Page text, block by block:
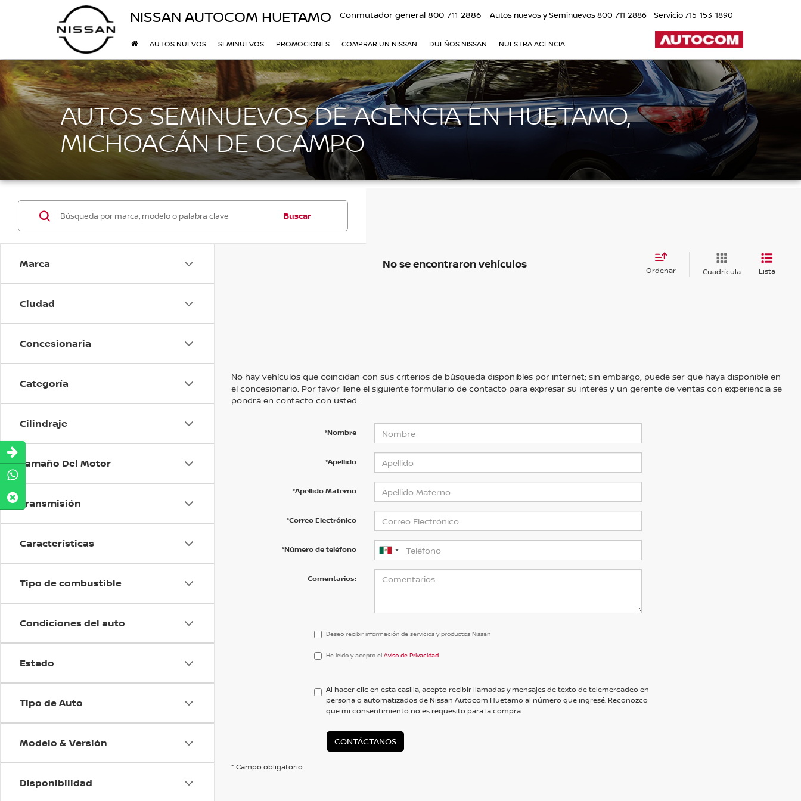
NISSAN AUTOCOM HUETAMO Conmutador general 800-711-2886 Autos nuevos y Seminuevos800-711-2886 Servicio715-153-1890
AUTOS NUEVOS SEMINUEVOS PROMOCIONES COMPRAR UN NISSAN DUEÑOS NISSAN NUESTRA AGENCIA
AUTOS SEMINUEVOS DE AGENCIA EN HUETAMO,
MICHOACÁN DE OCAMPO
Marca
Ciudad
Concesionaria
Categoría
Cilindraje
Tamaño Del Motor
Transmisión
Características
Tipo de combustible
Condiciones del auto
Estado
Tipo de Auto
Modelo & Versión
Disponibilidad
Buscar
No se encontraron vehículos Ordenar Cuadrícula Lista
No hay vehículos que coincidan con sus criterios de búsqueda disponibles por internet; sin embargo, puede ser que haya disponible en
el concesionario. Por favor llene el siguiente formulario de contacto para expresar su interés y un gerente de ventas con experiencia se
pondrá en contacto con usted.
*Nombre
*Apellido
*Apellido Materno
*Correo Electrónico
*Número de teléfono
Comentarios:
Deseo recibir información de servicios y productos Nissan
He
el
<a
href='/privacy.aspx'
Privacidad</a>
He leído y acepto elAviso de Privacidad
Al hacer clic en esta casilla, acepto recibir llamadas y mensajes de texto de telemercadeo en
persona o automatizados de Nissan Autocom Huetamo al número que ingresé. Reconozco
que mi consentimiento no es requesito para la compra.
CONTÁCTANOS
* Campo obligatorio